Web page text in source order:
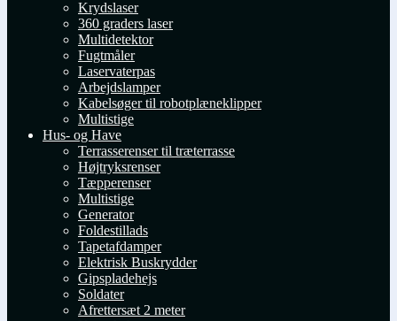
Krydslaser
360 graders laser
Multidetektor
Fugtmåler
Laservaterpas
Arbejdslamper
Kabelsøger til robotplæneklipper
Multistige
Hus- og Have
Terrasserenser til træterrasse
Højtryksrenser
Tæpperenser
Multistige
Generator
Foldestillads
Tapetafdamper
Elektrisk Buskrydder
Gipspladehejs
Soldater
Afrettersæt 2 meter